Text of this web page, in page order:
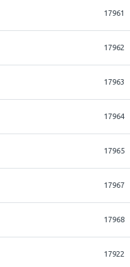
17961
17962
17963
17964
17965
17967
17968
17922